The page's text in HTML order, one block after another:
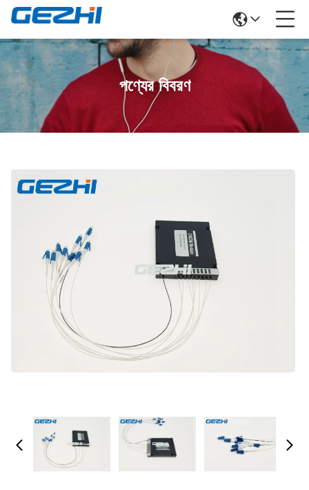
পণ্যের বিবরণ